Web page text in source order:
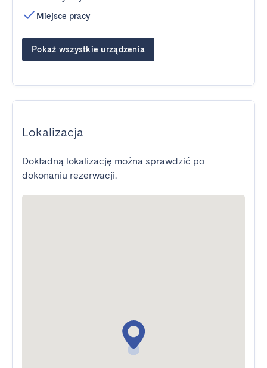
Miejsce pracy
Pokaż wszystkie urządzenia
Lokalizacja
Dokładną lokalizację można sprawdzić po
dokonaniu rezerwacji.